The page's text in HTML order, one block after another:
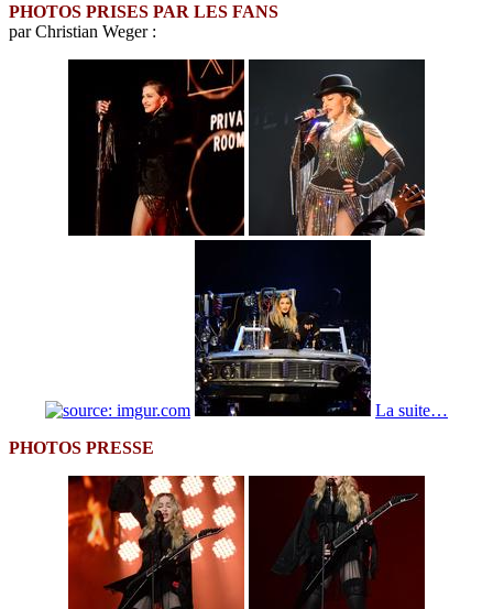
PHOTOS PRISES PAR LES FANS
par Christian Weger :
La suite…
PHOTOS PRESSE